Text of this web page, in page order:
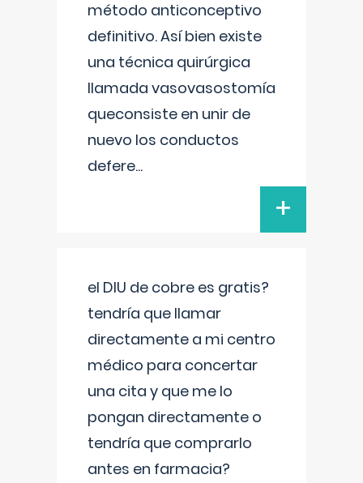
método anticonceptivo
definitivo. Así bien existe
una técnica quirúrgica
llamada vasovasostomía
queconsiste en unir de
nuevo los conductos
defere...
+
el DIU de cobre es gratis?
tendría que llamar
directamente a mi centro
médico para concertar
una cita y que me lo
pongan directamente o
tendría que comprarlo
antes en farmacia?